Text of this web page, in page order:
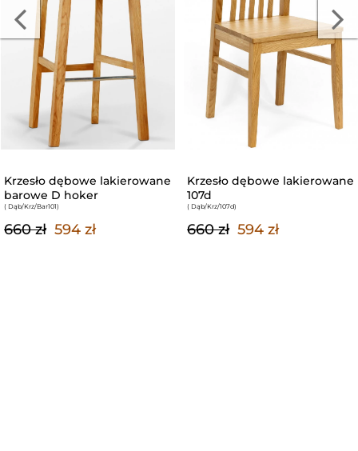
Krzesło dębowe lakierowane
barowe D hoker
( Dąb/Krz/Bar101)
660 zł 594 zł
Krzesło dębowe lakierowane
107d
( Dąb/Krz/107d)
660 zł 594 zł